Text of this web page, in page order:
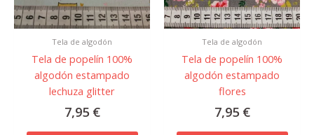
Tela de algodón
Tela de popelín 100%
algodón estampado
lechuza glitter
7,95 €
Tela de algodón
Tela de popelín 100%
algodón estampado
flores
7,95 €